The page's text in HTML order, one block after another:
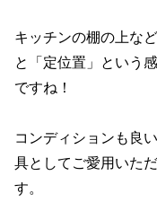
キッチンの棚の上な
と「定位置」という
ですね！
コンディションも良
具としてご愛用いた
す。